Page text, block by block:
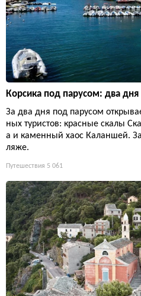
Корсика под парусом: два
За два дня под парусом
ных туристов: красные скалы
а и каменный хаос Каланшей.
ляже.
Путешествия 5 061